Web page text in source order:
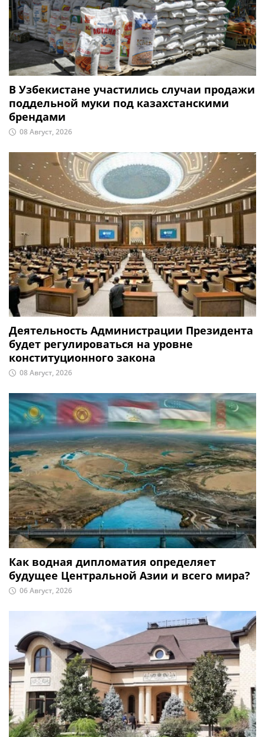
В Узбекистане участились случаи продажи
поддельной муки под казахстанскими
брендами
08 Август, 2026
Деятельность Администрации Президента
будет регулироваться на уровне
конституционного закона
08 Август, 2026
Как водная дипломатия определяет
будущее Центральной Азии и всего мира?
06 Август, 2026